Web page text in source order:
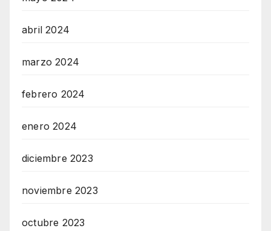
abril 2024
marzo 2024
febrero 2024
enero 2024
diciembre 2023
noviembre 2023
octubre 2023